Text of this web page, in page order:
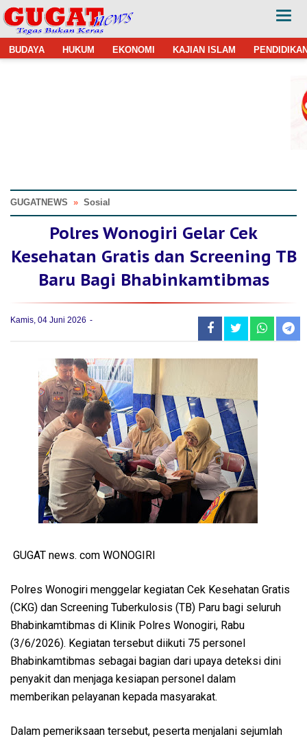
BUDAYA HUKUM EKONOMI KAJIAN ISLAM
GUGATNEWS » Sosial
Polres Wonogiri Gelar Cek
Kesehatan Gratis dan Screening TB
Baru Bagi Bhabinkamtibmas
Kamis, 04 Juni 2026
GUGAT news. com WONOGIRI
Polres Wonogiri menggelar kegiatan Cek Kesehatan Gratis
(CKG) dan Screening Tuberkulosis (TB) Paru bagi seluruh
Bhabinkamtibmas di Klinik Polres Wonogiri, Rabu
(3/6/2026). Kegiatan tersebut diikuti 75 personel
Bhabinkamtibmas sebagai bagian dari upaya deteksi dini
penyakit dan menjaga kesiapan personel dalam
memberikan pelayanan kepada masyarakat.
Dalam pemeriksaan tersebut, peserta menjalani sejumlah